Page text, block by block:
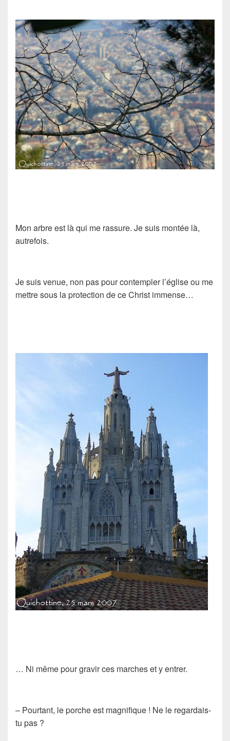
Mon arbre est là qui me rassure. Je suis montée là,
autrefois.
Je suis venue, non pas pour contempler l’église ou me
mettre sous la protection de ce Christ immense…
… Ni même pour gravir ces marches et y entrer.
– Pourtant, le porche est magnifique ! Ne le regardais-
tu pas ?